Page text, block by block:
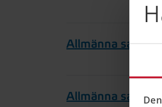
Allmänna
Allmänna